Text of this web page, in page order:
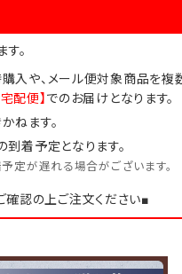
。
入や、メール便対象商品を複
宅配便】 でのお届けとなります。
ねます。
着予定となります。
定が遅れる場合がございます。
確認の上ご注文ください■